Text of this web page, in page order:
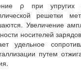
ρ при упругих
решетки
Увеличение
носителей
удельное
путем